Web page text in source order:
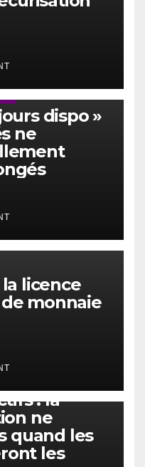
dispo »
ne
licence
monnaie
: la
ne
quand les
les